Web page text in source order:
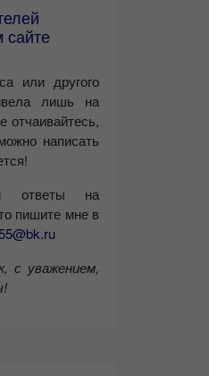
сайте
или другого
лишь на
отчаивайтесь,
написать
ответы на
пишите мне в
с уважением,